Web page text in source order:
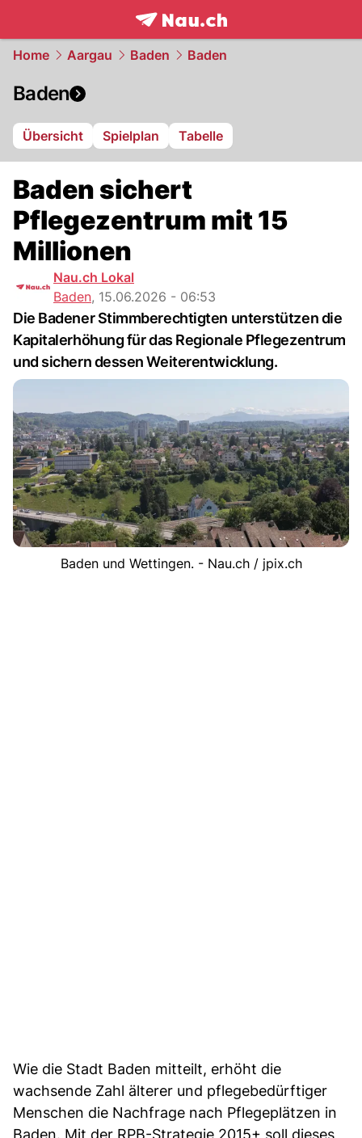
frontpage.NAU.ch
Home Aargau Baden Baden
Baden
Übersicht Spielplan Tabelle
Baden sichert
Pflegezentrum mit 15
Millionen
Nau.ch Lokal
Baden, 15.06.2026 - 06:53
Die Badener Stimmberechtigten unterstützen die
Kapitalerhöhung für das Regionale Pflegezentrum
und sichern dessen Weiterentwicklung.
Baden und Wettingen. - Nau.ch / jpix.ch
Wie die Stadt Baden mitteilt, erhöht die
wachsende Zahl älterer und pflegebedürftiger
Menschen die Nachfrage nach Pflegeplätzen in
Baden. Mit der RPB-Strategie 2015+ soll dieses